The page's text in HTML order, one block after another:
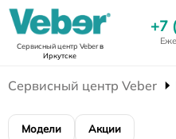
Сервисный центр Veberв
Иркутске
+7
Сервисный центр Veber
Модели Акции